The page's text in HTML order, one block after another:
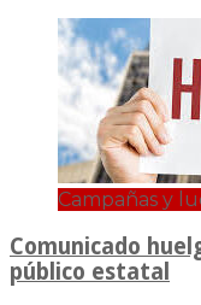
Campañas y
Comunicado
público estatal